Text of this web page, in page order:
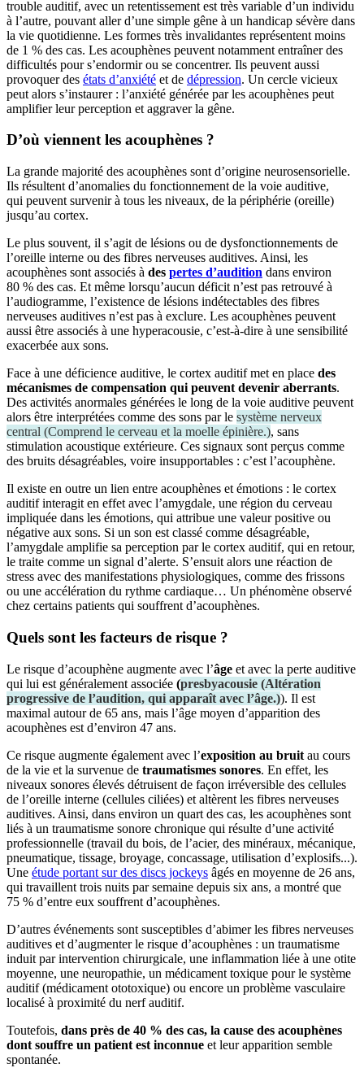
trouble auditif, avec un retentissement est très variable d’un individu
à l’autre, pouvant aller d’une simple gêne à un handicap sévère dans
la vie quotidienne. Les formes très invalidantes représentent moins
de 1 % des cas. Les acouphènes peuvent notamment entraîner des
difficultés pour s’endormir ou se concentrer. Ils peuvent aussi
provoquer des états d’anxiété et de dépression. Un cercle vicieux
peut alors s’instaurer : l’anxiété générée par les acouphènes peut
amplifier leur perception et aggraver la gêne.
D’où viennent les acouphènes ?
La grande majorité des acouphènes sont d’origine neurosensorielle.
Ils résultent d’anomalies du fonctionnement de la voie auditive,
qui peuvent survenir à tous les niveaux, de la périphérie (oreille)
jusqu’au cortex.
Le plus souvent, il s’agit de lésions ou de dysfonctionnements de
l’oreille interne ou des fibres nerveuses auditives. Ainsi, les
acouphènes sont associés à des pertes d’audition dans environ
80 % des cas. Et même lorsqu’aucun déficit n’est pas retrouvé à
l’audiogramme, l’existence de lésions indétectables des fibres
nerveuses auditives n’est pas à exclure. Les acouphènes peuvent
aussi être associés à une hyperacousie, c’est-à-dire à une sensibilité
exacerbée aux sons.
Face à une déficience auditive, le cortex auditif met en place des
mécanismes de compensation qui peuvent devenir aberrants.
Des activités anormales générées le long de la voie auditive peuvent
alors être interprétées comme des sons par le système nerveux
central (Comprend le cerveau et la moelle épinière.), sans
stimulation acoustique extérieure. Ces signaux sont perçus comme
des bruits désagréables, voire insupportables : c’est l’acouphène.
Il existe en outre un lien entre acouphènes et émotions : le cortex
auditif interagit en effet avec l’amygdale, une région du cerveau
impliquée dans les émotions, qui attribue une valeur positive ou
négative aux sons. Si un son est classé comme désagréable,
l’amygdale amplifie sa perception par le cortex auditif, qui en retour,
le traite comme un signal d’alerte. S’ensuit alors une réaction de
stress avec des manifestations physiologiques, comme des frissons
ou une accélération du rythme cardiaque… Un phénomène observé
chez certains patients qui souffrent d’acouphènes.
Quels sont les facteurs de risque ?
Le risque d’acouphène augmente avec l’âge et avec la perte auditive
qui lui est généralement associée (presbyacousie (Altération
progressive de l’audition, qui apparaît avec l’âge.)). Il est
maximal autour de 65 ans, mais l’âge moyen d’apparition des
acouphènes est d’environ 47 ans.
Ce risque augmente également avec l’exposition au bruit au cours
de la vie et la survenue de traumatismes sonores. En effet, les
niveaux sonores élevés détruisent de façon irréversible des cellules
de l’oreille interne (cellules ciliées) et altèrent les fibres nerveuses
auditives. Ainsi, dans environ un quart des cas, les acouphènes sont
liés à un traumatisme sonore chronique qui résulte d’une activité
professionnelle (travail du bois, de l’acier, des minéraux, mécanique,
pneumatique, tissage, broyage, concassage, utilisation d’explosifs...).
Une étude portant sur des discs jockeys âgés en moyenne de 26 ans,
qui travaillent trois nuits par semaine depuis six ans, a montré que
75 % d’entre eux souffrent d’acouphènes.
D’autres événements sont susceptibles d’abimer les fibres nerveuses
auditives et d’augmenter le risque d’acouphènes : un traumatisme
induit par intervention chirurgicale, une inflammation liée à une otite
moyenne, une neuropathie, un médicament toxique pour le système
auditif (médicament ototoxique) ou encore un problème vasculaire
localisé à proximité du nerf auditif.
Toutefois, dans près de 40 % des cas, la cause des acouphènes
dont souffre un patient est inconnue et leur apparition semble
spontanée.